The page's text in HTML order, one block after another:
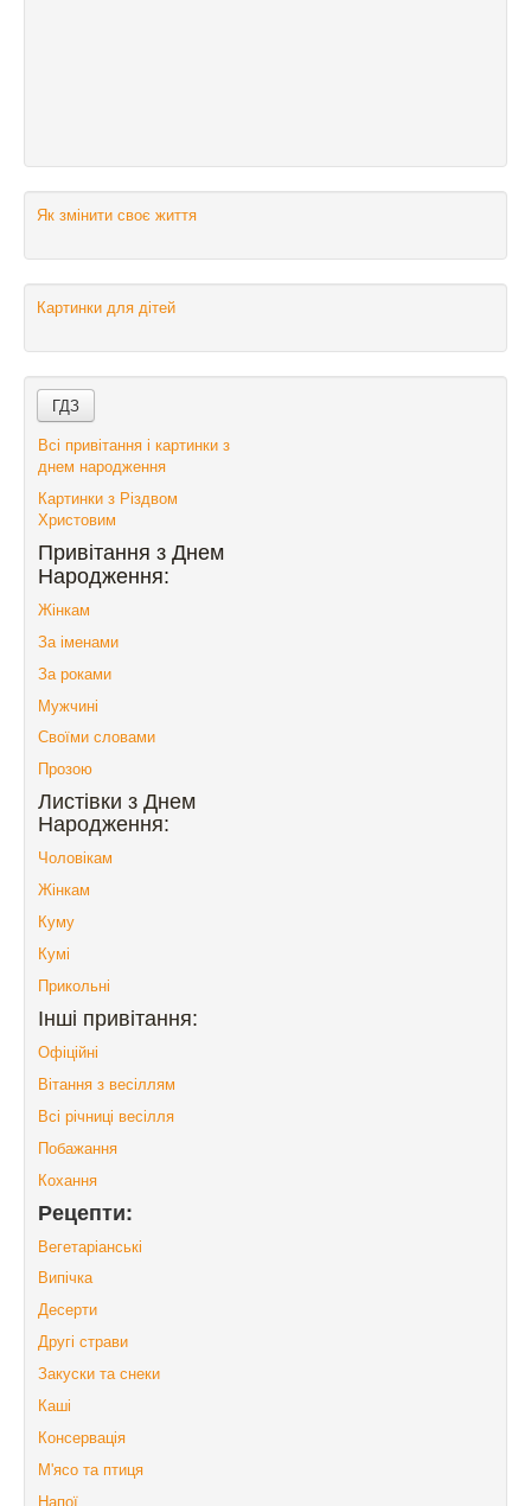
Як змінити своє життя
Картинки для дітей
Всі привітання і картинки з
днем народження
Картинки з Різдвом
Христовим
Привітання з Днем
Народження:
Жінкам
За іменами
За роками
Мужчині
Своїми словами
Прозою
Листівки з Днем
Народження:
Чоловікам
Жінкам
Куму
Кумі
Прикольні
Інші привітання:
Офіційні
Вітання з весіллям
Всі річниці весілля
Побажання
Кохання
Рецепти:
Вегетаріанські
Випічка
Десерти
Другі страви
Закуски та снеки
Каші
Консервація
М'ясо та птиця
Напої